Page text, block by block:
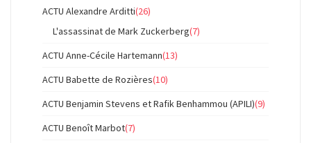
ACTU Alexandre Arditti(26)
L'assassinat de Mark Zuckerberg(7)
ACTU Anne-Cécile Hartemann(13)
ACTU Babette de Rozières(10)
ACTU Benjamin Stevens et Rafik Benhammou (APILI)(9)
ACTU Benoît Marbot(7)